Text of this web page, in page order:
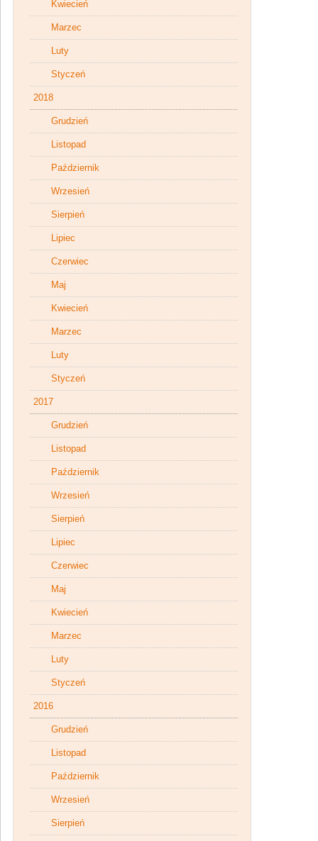
Kwiecień
Marzec
Luty
Styczeń
2018
Grudzień
Listopad
Październik
Wrzesień
Sierpień
Lipiec
Czerwiec
Maj
Kwiecień
Marzec
Luty
Styczeń
2017
Grudzień
Listopad
Październik
Wrzesień
Sierpień
Lipiec
Czerwiec
Maj
Kwiecień
Marzec
Luty
Styczeń
2016
Grudzień
Listopad
Październik
Wrzesień
Sierpień